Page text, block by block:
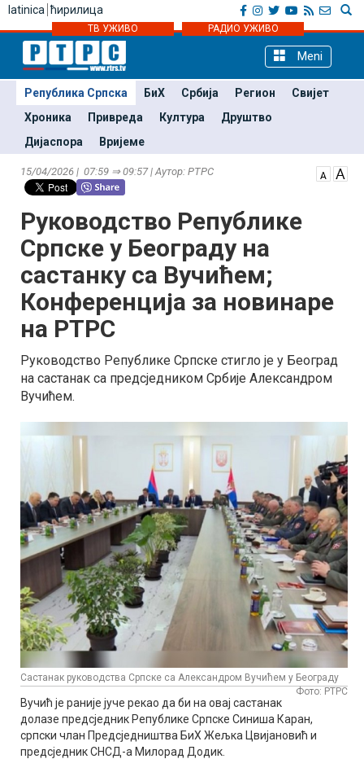
latinica ћирилица
ТВ УЖИВО РАДИО УЖИВО
Meni
Република Српска БиХ Србија Регион
Свијет
Хроника
Привреда Култура
Друштво
Дијаспора
Вријеме
15/04/2026 | 07:59 ⇒ 09:57 | Аутор: РТРС
Руководство Републике
Српске у Београду на
састанку са Вучићем;
Конференција за новинаре
на РТРС
Руководство Републике Српске стигло је у Београд
на састанак са предсједником Србије Александром
Вучићем.
Састанак руководства Српске са Александром Вучићем у Београду
Фото: РТРС
Вучић је раније јуче рекао да би на овај састанак
долазе предсједник Републике Српске Синиша Каран,
српски члан Предсједништва БиХ Жељка Цвијановић и
предсједник СНСД-а Милорад Додик.